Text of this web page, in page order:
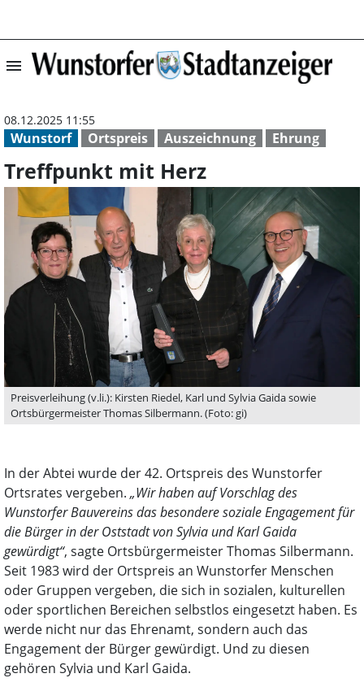
menu Treffpunkt mit
Wunstorf Ortspreis Auszeichnung Ehrung
08.12.2025 11:55
Treffpunkt mit Herz
Preisverleihung (v.li.): Kirsten Riedel, Karl und Sylvia Gaida sowie
Ortsbürgermeister Thomas Silbermann. (Foto: gi)
In der Abtei wurde der 42. Ortspreis des Wunstorfer
Ortsrates vergeben. „Wir haben auf Vorschlag des
Wunstorfer Bauvereins das besondere soziale Engagement für
die Bürger in der Oststadt von Sylvia und Karl Gaida
gewürdigt“, sagte Ortsbürgermeister Thomas Silbermann.
Seit 1983 wird der Ortspreis an Wunstorfer Menschen
oder Gruppen vergeben, die sich in sozialen, kulturellen
oder sportlichen Bereichen selbstlos eingesetzt haben. Es
werde nicht nur das Ehrenamt, sondern auch das
Engagement der Bürger gewürdigt. Und zu diesen
gehören Sylvia und Karl Gaida.